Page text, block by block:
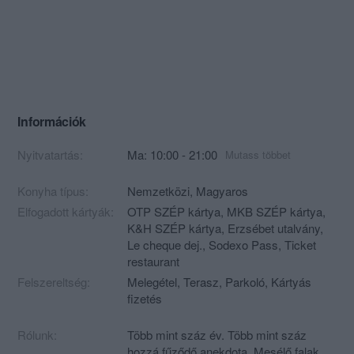
Információk
Nyitvatartás: Ma: 10:00 - 21:00 Mutass többet
Konyha típus: Nemzetközi, Magyaros
Elfogadott kártyák:
OTP SZÉP kártya, MKB SZÉP kártya,
K&H SZÉP kártya, Erzsébet utalvány,
Le cheque dej., Sodexo Pass, Ticket
restaurant
Felszereltség:
Melegétel, Terasz, Parkoló, Kártyás
fizetés
Rólunk:
Több mint száz év. Több mint száz